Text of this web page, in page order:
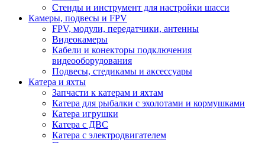
Стенды и инструмент для настройки шасси
Камеры, подвесы и FPV
FPV, модули, передатчики, антенны
Видеокамеры
Кабели и конекторы подключения
видеооборудования
Подвесы, стедикамы и аксессуары
Катера и яхты
Запчасти к катерам и яхтам
Катера для рыбалки с эхолотами и кормушками
Катера игрушки
Катера с ДВС
Катера с электродвигателем